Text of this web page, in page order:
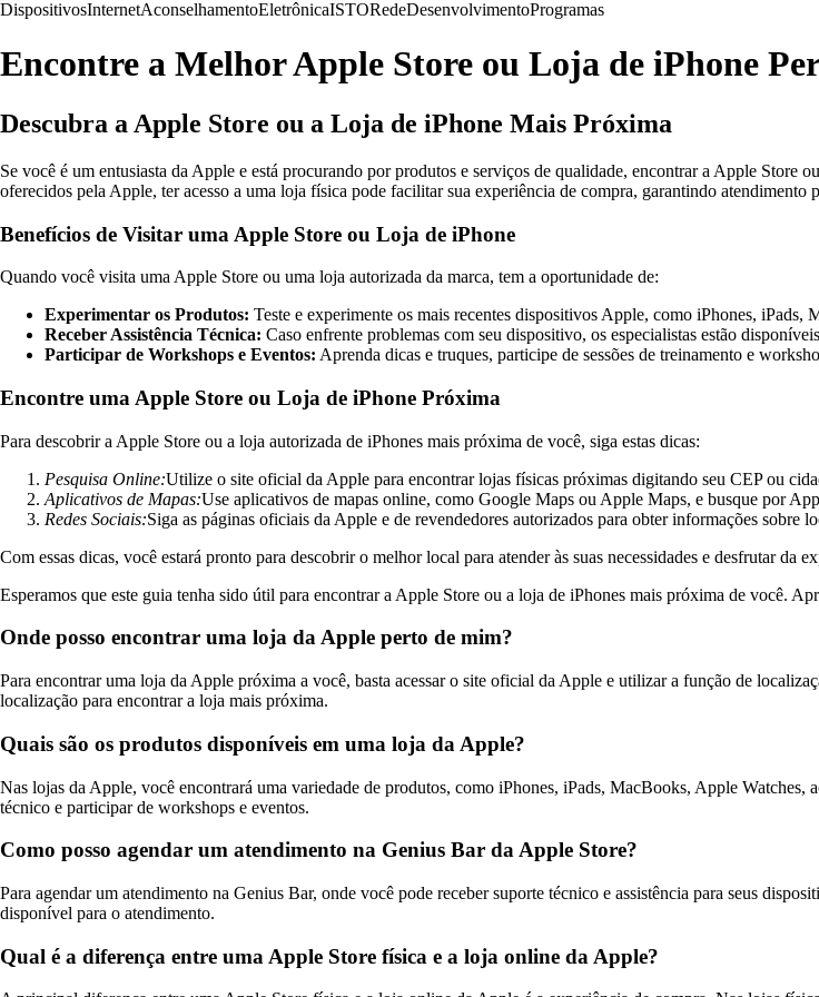
DispositivosInternetAconselhamentoEletrônicaISTORedeDesenvolvimentoProgramas
Encontre a Melhor Apple Store ou Loja de iPhone
Descubra a Apple Store ou a Loja de iPhone Mais Próxima
Se você é um entusiasta da Apple e está procurando por produtos e serviços de qualidade, encontrar a Apple Store
oferecidos pela Apple, ter acesso a uma loja física pode facilitar sua experiência de compra, garantindo atendimento
Benefícios de Visitar uma Apple Store ou Loja de iPhone
Quando você visita uma Apple Store ou uma loja autorizada da marca, tem a oportunidade de:
Experimentar os Produtos: Teste e experimente os mais recentes dispositivos Apple, como iPhones, iPads,
Receber Assistência Técnica: Caso enfrente problemas com seu dispositivo, os especialistas estão
Participar de Workshops e Eventos: Aprenda dicas e truques, participe de sessões de treinamento e
Encontre uma Apple Store ou Loja de iPhone Próxima
Para descobrir a Apple Store ou a loja autorizada de iPhones mais próxima de você, siga estas dicas:
Pesquisa Online:Utilize o site oficial da Apple para encontrar lojas físicas próximas digitando seu CEP ou
Aplicativos de Mapas:Use aplicativos de mapas online, como Google Maps ou Apple Maps, e busque por
Redes Sociais:Siga as páginas oficiais da Apple e de revendedores autorizados para obter informações sobre
Com essas dicas, você estará pronto para descobrir o melhor local para atender às suas necessidades e desfrutar da
Esperamos que este guia tenha sido útil para encontrar a Apple Store ou a loja de iPhones mais próxima de você.
Onde posso encontrar uma loja da Apple perto de mim?
Para encontrar uma loja da Apple próxima a você, basta acessar o site oficial da Apple e utilizar a função de
localização para encontrar a loja mais próxima.
Quais são os produtos disponíveis em uma loja da Apple?
Nas lojas da Apple, você encontrará uma variedade de produtos, como iPhones, iPads, MacBooks, Apple
técnico e participar de workshops e eventos.
Como posso agendar um atendimento na Genius Bar da Apple Store?
Para agendar um atendimento na Genius Bar, onde você pode receber suporte técnico e assistência para seus
disponível para o atendimento.
Qual é a diferença entre uma Apple Store física e a loja online da Apple?